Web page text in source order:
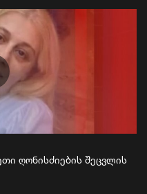
ღონისძიების შეცვლის